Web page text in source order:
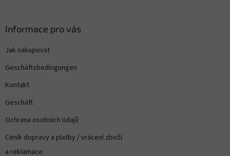
Informace pro vás
Jak nakupovat
Geschäftsbedingungen
Kontakt
Geschäft
Ochrana osobních údajů
Ceník dopravy a platby / vrácení zboží
a reklamace